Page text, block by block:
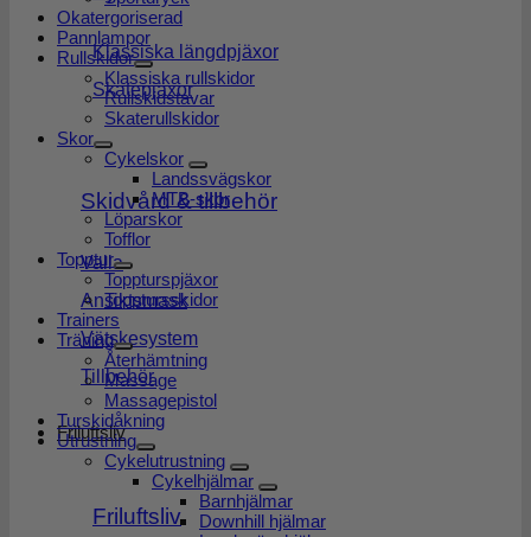
Klassiska längdpjäxor
Skatepjäxor
Skidvård & tillbehör
Valla
Ansiktsmask
Vätskesystem
Tillbehör
Friluftsliv
Friluftsliv
Okatergoriserad
Pannlampor
Rullskidor
Klassiska rullskidor
Rullskidstavar
Skaterullskidor
Skor
Cykelskor
Landssvägskor
MTB-skor
Löparskor
Tofflor
Topptur
Toppturspjäxor
Topptursskidor
Trainers
Träning
Återhämtning
Massage
Massagepistol
Turskidåkning
Utrustning
Cykelutrustning
Cykelhjälmar
Barnhjälmar
Downhill hjälmar